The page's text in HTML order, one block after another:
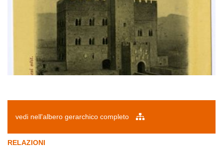
vedi nell'albero gerarchico completo
RELAZIONI